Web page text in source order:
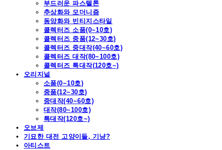
부드러운 파스텔톤
추상화와 모더니즘
동양화와 빈티지스타일
콜렉터즈 소품(0~10호)
콜렉터즈 중품(12~30호)
콜렉터즈 중대작(40~60호)
콜렉터즈 대작(80~100호)
콜렉터즈 특대작(120호~)
오리지널
소품(0~10호)
중품(12~30호)
중대작(40~60호)
대작(80~100호)
특대작(120호~)
오브제
기묘한 대전 고양이들, 기냥?
아티스트